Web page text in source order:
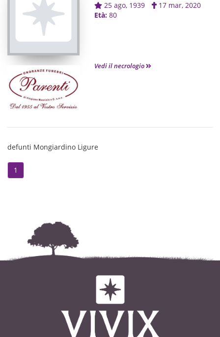
25 ago, 1939
17 mar, 2020
Età: 80
Vedi il necrologio
defunti Mongiardino Ligure
1